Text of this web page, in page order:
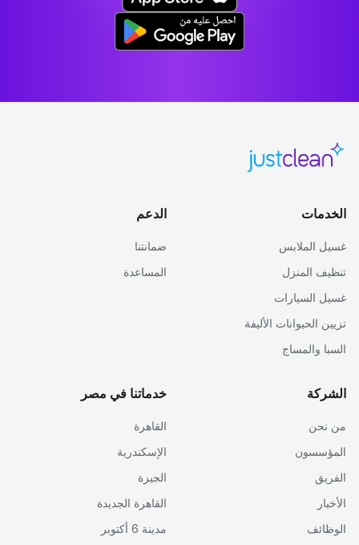
الخدمات
غسيل الملابس
تنظيف المنزل
غسيل السيارات
تزيين الحيوانات الأليفة
السبا والمساج
الدعم
ضمانتنا
المساعدة
الشركة
من نحن
المؤسسون
الفريق
الأخبار
الوظائف
خدماتنا في مصر
القاهرة
الإسكندرية
الجيزة
القاهرة الجديدة
مدينة 6 أكتوبر